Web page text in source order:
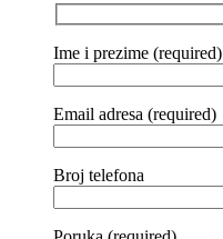
Ime i prezime (required)
Email adresa (required)
Broj telefona